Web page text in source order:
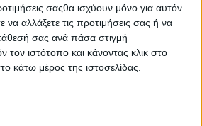
σαςθα ισχύουν μόνο για αυτόν
να αλλάξετε τις προτιμήσεις σας ή να
σας ανά πάσα στιγμή
τον ιστότοπο και κάνοντας κλικ στο
κάτω μέρος της ιστοσελίδας.
Καράτια με Μαργαριτάρι 4520-